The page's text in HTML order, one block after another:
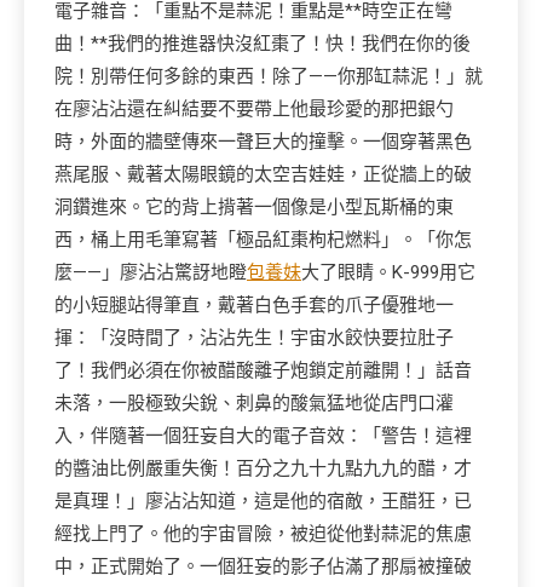
電子雜音：「重點不是蒜泥！重點是**時空正在彎
曲！**我們的推進器快沒紅棗了！快！我們在你的後
院！別帶任何多餘的東西！除了——你那缸蒜泥！」就
在廖沾沾還在糾結要不要帶上他最珍愛的那把銀勺
時，外面的牆壁傳來一聲巨大的撞擊。一個穿著黑色
燕尾服、戴著太陽眼鏡的太空吉娃娃，正從牆上的破
洞鑽進來。它的背上揹著一個像是小型瓦斯桶的東
西，桶上用毛筆寫著「極品紅棗枸杞燃料」。「你怎
麼——」廖沾沾驚訝地瞪包養妹大了眼睛。K-999用它
的小短腿站得筆直，戴著白色手套的爪子優雅地一
揮：「沒時間了，沾沾先生！宇宙水餃快要拉肚子
了！我們必須在你被醋酸離子炮鎖定前離開！」話音
未落，一股極致尖銳、刺鼻的酸氣猛地從店門口灌
入，伴隨著一個狂妄自大的電子音效：「警告！這裡
的醬油比例嚴重失衡！百分之九十九點九九的醋，才
是真理！」廖沾沾知道，這是他的宿敵，王醋狂，已
經找上門了。他的宇宙冒險，被迫從他對蒜泥的焦慮
中，正式開始了。一個狂妄的影子佔滿了那扇被撞破